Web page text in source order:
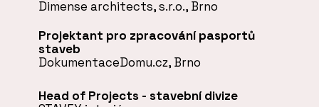
Dimense architects, s.r.o., Brno
Projektant pro zpracování pasportů
staveb
DokumentaceDomu.cz, Brno
Head of Projects - stavební divize